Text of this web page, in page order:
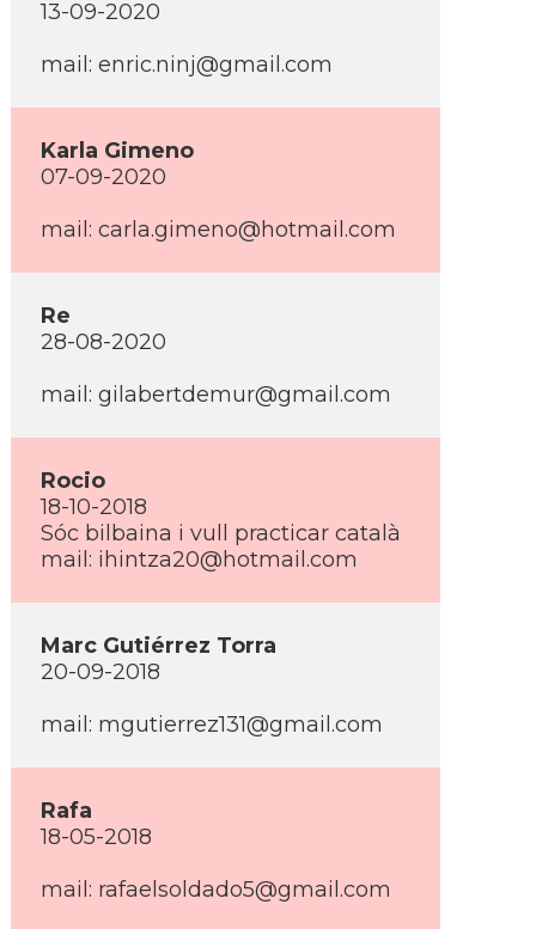
13-09-2020
mail: enric.ninj@gmail.com
Karla Gimeno
07-09-2020
mail: carla.gimeno@hotmail.com
Re
28-08-2020
mail: gilabertdemur@gmail.com
Rocio
18-10-2018
Sóc bilbaina i vull practicar català
mail: ihintza20@hotmail.com
Marc Gutiérrez Torra
20-09-2018
mail: mgutierrez131@gmail.com
Rafa
18-05-2018
mail: rafaelsoldado5@gmail.com